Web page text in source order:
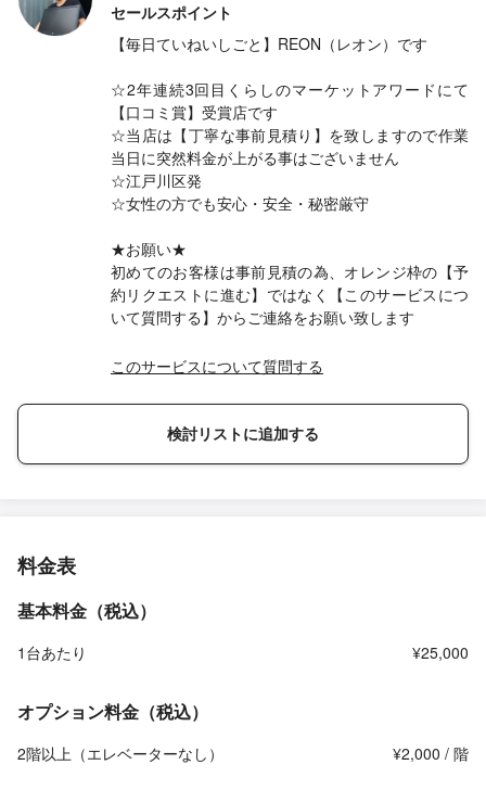
セールスポイント
【毎日ていねいしごと】REON（レオン）です
☆2年連続3回目くらしのマーケットアワードにて
【口コミ賞】受賞店です
☆当店は【丁寧な事前見積り】を致しますので作業
当日に突然料金が上がる事はございません
☆江戸川区発
☆女性の方でも安心・安全・秘密厳守
★お願い★
初めてのお客様は事前見積の為、オレンジ枠の【予
約リクエストに進む】ではなく【このサービスにつ
いて質問する】からご連絡をお願い致します
このサービスについて質問する
検討リストに追加する
料金表
基本料金（税込）
1台あたり ¥25,000
オプション料金（税込）
2階以上（エレベーターなし） ¥2,000 / 階